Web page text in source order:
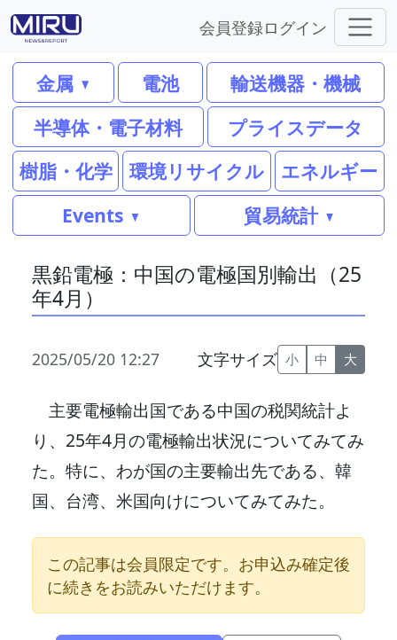
会員登録ログイン
金属 電池
輸送機器・機械
半導体・電子材料
プライスデータ
樹脂・化学
環境リサイクル
エネルギー
Events
貿易統計
黒鉛電極：中国の電極国別輸出（25
年4月）
2025/05/20 12:27 文字サイズ 小 中 大
主要電極輸出国である中国の税関統計よ
り、25年4月の電極輸出状況についてみてみ
た。特に、わが国の主要輸出先である、韓
国、台湾、米国向けについてみてみた。
この記事は会員限定です。お申込み確定後
に続きをお読みいただけます。